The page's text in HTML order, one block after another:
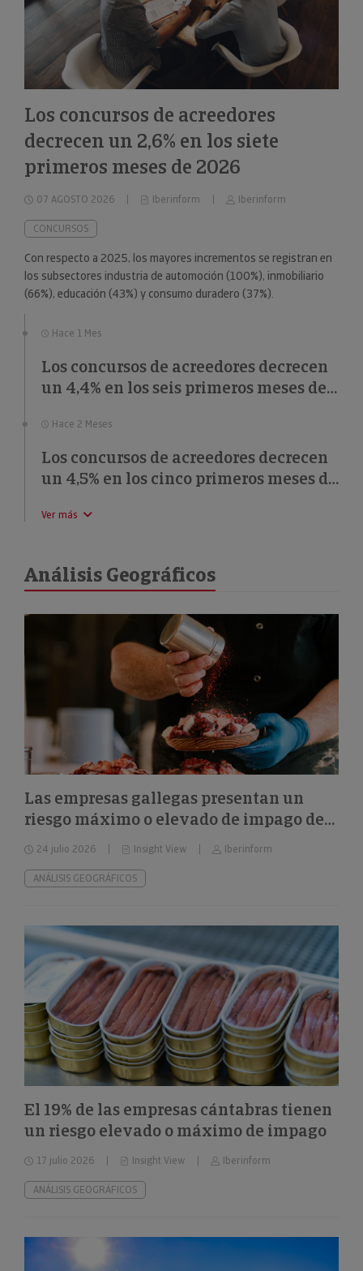
Los concursos de acreedores
decrecen un 2,6% en los siete
primeros meses de 2026
07 AGOSTO 2026 Iberinform Iberinform
CONCURSOS
Con respecto a 2025, los mayores incrementos se registran en
los subsectores industria de automoción (100%), inmobiliario
(66%), educación (43%) y consumo duradero (37%).
Hace 1 Mes
Los concursos de acreedores decrecen
un 4,4% en los seis primeros meses de
Hace 2 Meses
Los concursos de acreedores decrecen
un 4,5% en los cinco primeros meses de
Ver más
Análisis Geográficos
Las empresas gallegas presentan un
riesgo máximo o elevado de impago del
24%
24 julio 2026 Insight View Iberinform
ANÁLISIS GEOGRÁFICOS
El 19% de las empresas cántabras tienen
un riesgo elevado o máximo de impago
17 julio 2026 Insight View Iberinform
ANÁLISIS GEOGRÁFICOS